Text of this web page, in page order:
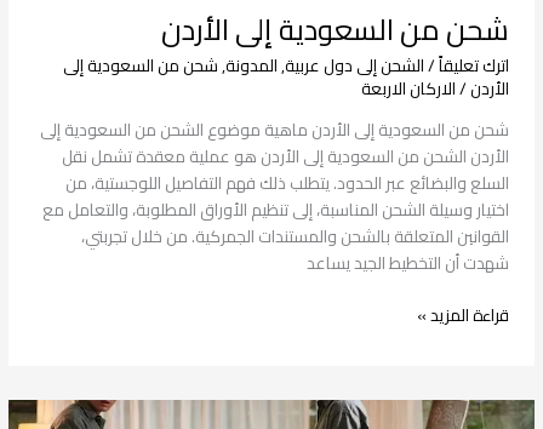
شحن من السعودية إلى الأردن
اترك تعليقاً/الشحن إلى دول عربية,المدونة,شحن من السعودية إلى
الأردن/الاركان الاربعة
شحن من السعودية إلى الأردن ماهية موضوع الشحن من السعودية إلى
الأردن الشحن من السعودية إلى الأردن هو عملية معقدة تشمل نقل
السلع والبضائع عبر الحدود. يتطلب ذلك فهم التفاصيل اللوجستية، من
اختيار وسيلة الشحن المناسبة، إلى تنظيم الأوراق المطلوبة، والتعامل مع
القوانين المتعلقة بالشحن والمستندات الجمركية. من خلال تجربتي،
شهدت أن التخطيط الجيد يساعد
قراءة المزيد »
شحن